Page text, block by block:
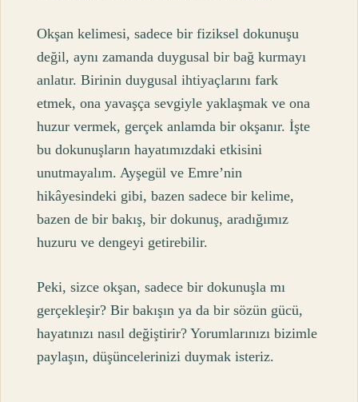
Okşan kelimesi, sadece bir fiziksel dokunuşu
değil, aynı zamanda duygusal bir bağ kurmayı
anlatır. Birinin duygusal ihtiyaçlarını fark
etmek, ona yavaşça sevgiyle yaklaşmak ve ona
huzur vermek, gerçek anlamda bir okşanır. İşte
bu dokunuşların hayatımızdaki etkisini
unutmayalım. Ayşegül ve Emre’nin
hikâyesindeki gibi, bazen sadece bir kelime,
bazen de bir bakış, bir dokunuş, aradığımız
huzuru ve dengeyi getirebilir.
Peki, sizce okşan, sadece bir dokunuşla mı
gerçekleşir? Bir bakışın ya da bir sözün gücü,
hayatınızı nasıl değiştirir? Yorumlarınızı bizimle
paylaşın, düşüncelerinizi duymak isteriz.